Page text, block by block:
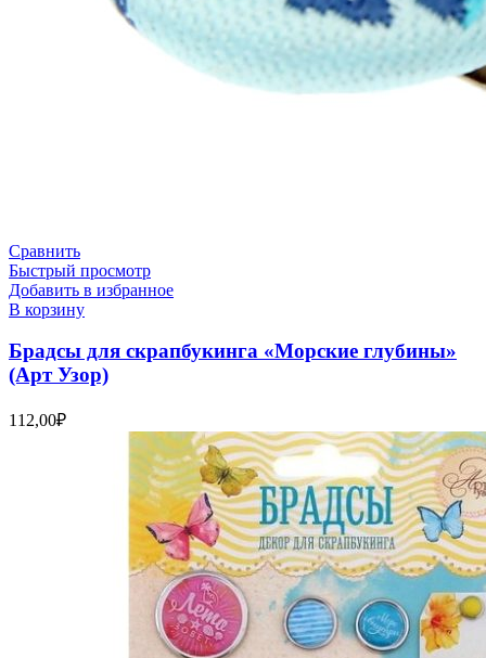
Сравнить
Быстрый просмотр
Добавить в избранное
В корзину
Брадсы для скрапбукинга «Морские глубины»
(Арт Узор)
112,00₽